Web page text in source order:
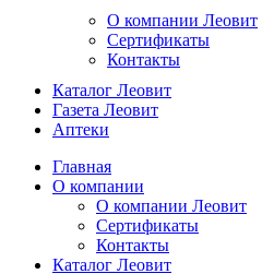
О компании Леовит
Сертификаты
Контакты
Каталог Леовит
Газета Леовит
Аптеки
Главная
О компании
О компании Леовит
Сертификаты
Контакты
Каталог Леовит